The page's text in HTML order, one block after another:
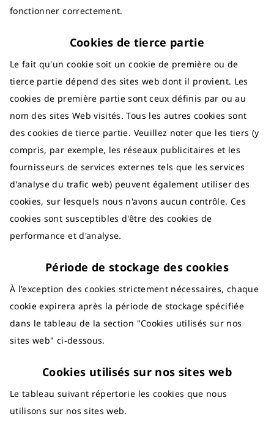
fonctionner correctement.
Cookies de tierce partie
Le fait qu'un cookie soit un cookie de première ou de
tierce partie dépend des sites web dont il provient. Les
cookies de première partie sont ceux définis par ou au
nom des sites Web visités. Tous les autres cookies sont
des cookies de tierce partie. Veuillez noter que les tiers (y
compris, par exemple, les réseaux publicitaires et les
fournisseurs de services externes tels que les services
d'analyse du trafic web) peuvent également utiliser des
cookies, sur lesquels nous n'avons aucun contrôle. Ces
cookies sont susceptibles d'être des cookies de
performance et d'analyse.
Période de stockage des cookies
À l'exception des cookies strictement nécessaires, chaque
cookie expirera après la période de stockage spécifiée
dans le tableau de la section "Cookies utilisés sur nos
sites web" ci-dessous.
Cookies utilisés sur nos sites web
Le tableau suivant répertorie les cookies que nous
utilisons sur nos sites web.